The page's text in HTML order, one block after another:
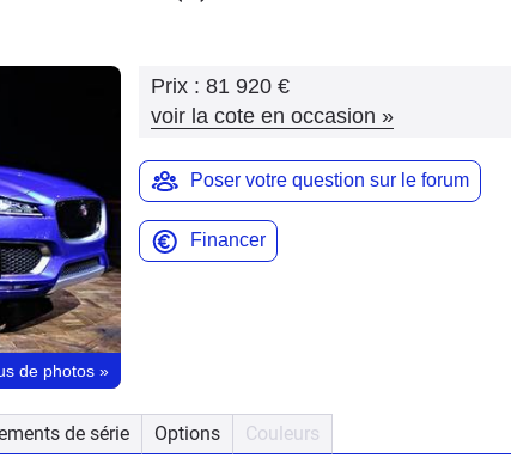
de photos »
Prix : 81 920 €
voir la cote en occasion »
Poser votre question sur le forum
Financer
de série Options Couleurs